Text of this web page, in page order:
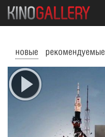
новые рекомендуемые